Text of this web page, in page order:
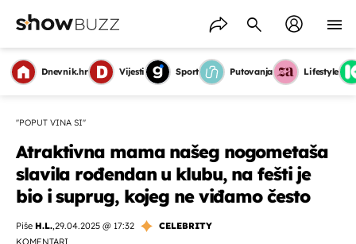
Dnevnik.hr Vijesti Sport Putovanja Lifestyle
''POPUT VINA SI''
Atraktivna mama našeg nogometaša
slavila rođendan u klubu, na fešti je
bio i suprug, kojeg ne viđamo često
Piše H.L.,29.04.2025 @ 17:32
CELEBRITY
KOMENTARI